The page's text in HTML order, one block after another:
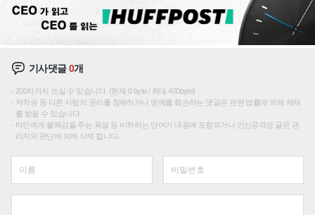
기사댓글0개
200자까지 쓰실 수 있습니다. (현재 0 byte / 최대 400byte)
저작권 등 다른 사람의 권리를 침해하거나 명예를 훼손하는 댓글은 관련 법률에 의해 제재
를 받을 수 있습니다.
타인에게 불쾌감을 주는 욕설 등 비하하는 단어가 내용에 포함되거나 인신공격성 글은 관
리자의 판단에 의해 삭제 합니다.